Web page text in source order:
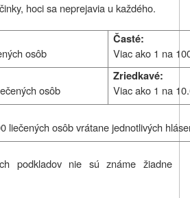
hoci sa neprejavia u každého.
osôb
Časté:
Viac ako 1 na
osôb
Zriedkavé:
Viac ako 1 na
liečených osôb vrátane jednotlivých
podkladov nie sú známe žiadne